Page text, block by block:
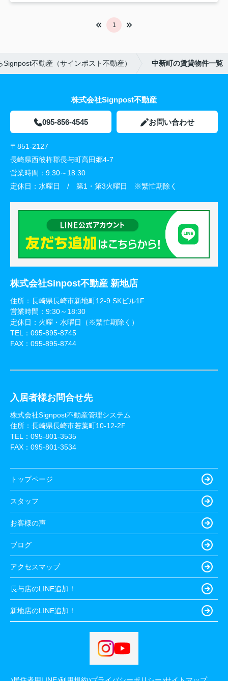
1
不動産（サインポスト不動産） 中新町の賃貸物件一覧
株式会社Signpost不動産
095-856-4545 お問い合わせ
〒851-2127
長崎県西彼杵郡長与町高田郷4-7
営業時間： 9:30～18:30
定休日： 水曜日 / 第1・第3火曜日 ※繁忙期除く
株式会社Sinpost不動産 新地店
住所：長崎県長崎市新地町12-9 SKビル1F
営業時間：9:30～18:30
定休日：火曜・水曜日（※繁忙期除く）
TEL： 095-895-8745
FAX：095-895-8744
入居者様お問合せ先
株式会社Signpost不動産管理システム
住所：長崎県長崎市若葉町10-12-2F
TEL： 095-801-3535
FAX：095-801-3534
トップページ
スタッフ
お客様の声
ブログ
アクセスマップ
長与店のLINE追加！
新地店のLINE追加！